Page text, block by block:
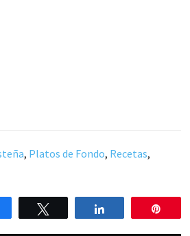
, Platos de Fondo, Recetas,
Compartir Compartir